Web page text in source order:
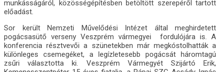
munkásságáról, közösségépítésben betöltött szerepéről tartott
előadást.
Sor került Nemzeti Művelődési Intézet által meghirdetett
pogácsasütő verseny Veszprém vármegyei fordulójára is. A
konferencia résztvevői a szünetekben már megkóstolhatták a
különleges csemegéket, a legízletesebb pogácsát háromtagú
zsűri választotta ki. Veszprém Vármegyét Szijártó Erik,